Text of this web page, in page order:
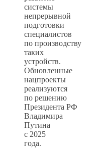
системы
непрерывной
подготовки
специалистов
по производству
таких
устройств.
Обновленные
нацпроекты
реализуются
по решению
Президента РФ
Владимира
Путина
с 2025
года.